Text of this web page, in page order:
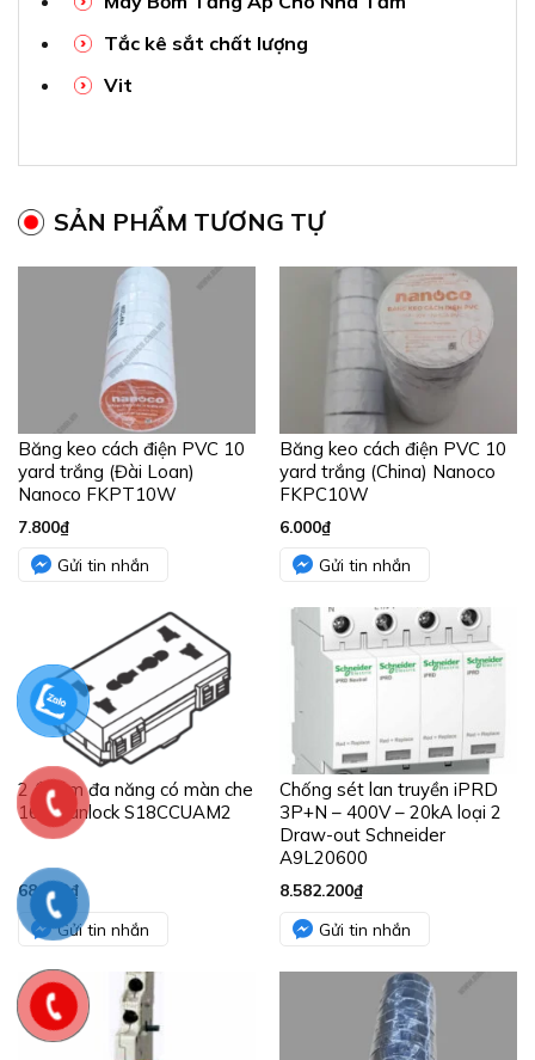
Tắc kê sắt chất lượng
Vit
SẢN PHẨM TƯƠNG TỰ
Băng keo cách điện PVC 10
yard trắng (Đài Loan)
Nanoco FKPT10W
7.800₫
Gửi tin nhắn
Băng keo cách điện PVC 10
yard trắng (China) Nanoco
FKPC10W
6.000₫
Gửi tin nhắn
2 ổ cắm đa năng có màn che
16A Vanlock S18CCUAM2
68.800₫
Gửi tin nhắn
Chống sét lan truyền iPRD
3P+N – 400V – 20kA loại 2
Draw-out Schneider
A9L20600
8.582.200₫
Gửi tin nhắn